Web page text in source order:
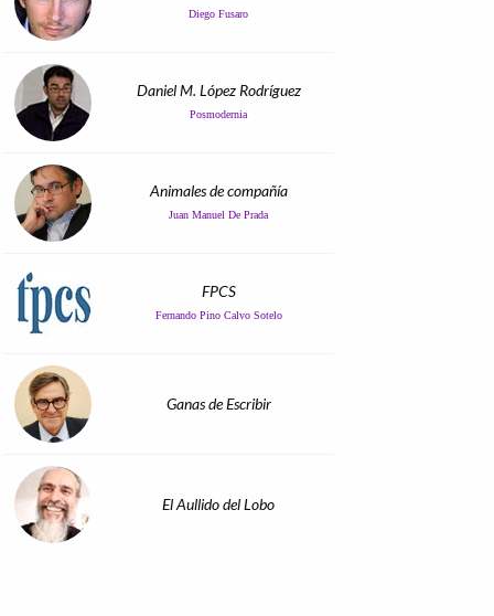
Diego Fusaro
Daniel M. López Rodríguez
Posmodernia
Animales de compañía
Juan Manuel De Prada
FPCS
Fernando Pino Calvo Sotelo
Ganas de Escribir
El Aullido del Lobo